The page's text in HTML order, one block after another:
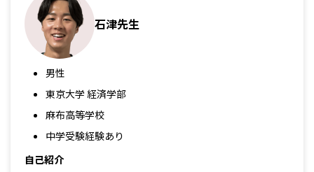
石津先生
男性
東京大学 経済学部
麻布高等学校
中学受験経験あり
自己紹介